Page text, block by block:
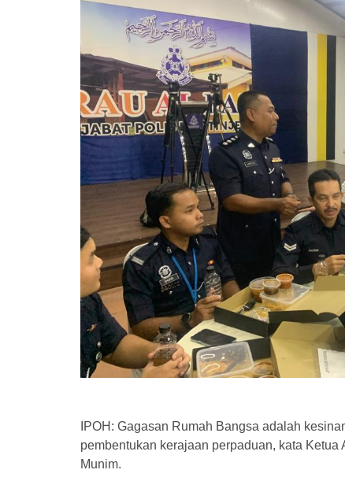
IPOH: Gagasan Rumah Bangsa adalah
pembentukan kerajaan perpaduan, kata
Munim.